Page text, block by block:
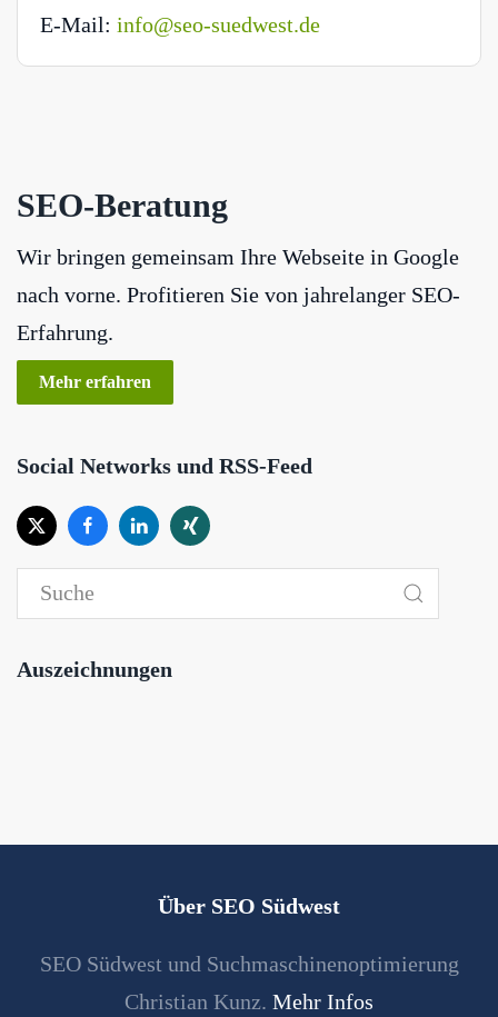
E-Mail: info@seo-suedwest.de
SEO-Beratung
Wir bringen gemeinsam Ihre Webseite in Google
nach vorne. Profitieren Sie von jahrelanger SEO-
Erfahrung.
Mehr erfahren
Social Networks und RSS-Feed
Auszeichnungen
Über SEO Südwest
SEO Südwest und Suchmaschinenoptimierung
Christian Kunz. Mehr Infos